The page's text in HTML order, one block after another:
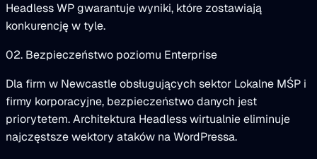
Headless WP gwarantuje wyniki, które zostawiają
konkurencję w tyle.
02. Bezpieczeństwo poziomu Enterprise
Dla firm w Newcastle obsługujących sektor Lokalne MŚP i
firmy korporacyjne, bezpieczeństwo danych jest
priorytetem. Architektura Headless wirtualnie eliminuje
najczęstsze wektory ataków na WordPressa.